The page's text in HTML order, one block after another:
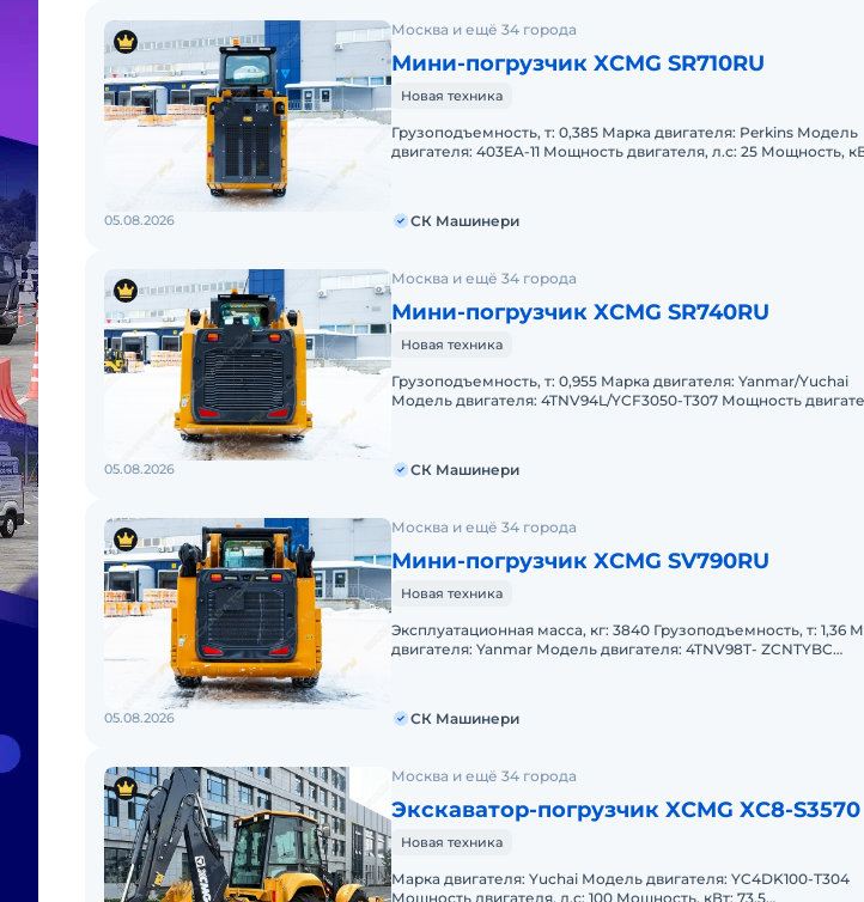
Москва и ещё 34 города
Мини-погрузчик XCMG SR710RU
Новая техника
Грузоподъемность, т: 0,385 Марка двигателя: Perkins Модель
двигателя: 403EA-11 Мощность двигателя, л.с: 25 Мощность, кВт:
05.08.2026 СК Машинери
Москва и ещё 34 города
Мини-погрузчик XCMG SR740RU
Новая техника
Грузоподъемность, т: 0,955 Марка двигателя: Yanmar/Yuchai
Модель двигателя: 4TNV94L/YCF3050-T307 Мощность двигателя,
05.08.2026 СК Машинери
Москва и ещё 34 города
Мини-погрузчик XCMG SV790RU
Новая техника
Эксплуатационная масса, кг: 3840 Грузоподъемность, т: 1,36 Марка
двигателя: Yanmar Модель двигателя: 4TNV98T- ZCNTYBC
05.08.2026 СК Машинери
Москва и ещё 34 города
Экскаватор-погрузчик XCMG XC8-S3570
Новая техника
Марка двигателя: Yuchai Модель двигателя: YC4DK100-T304
Мощность двигателя, л.с: 100 Мощность, кВт: 73,5